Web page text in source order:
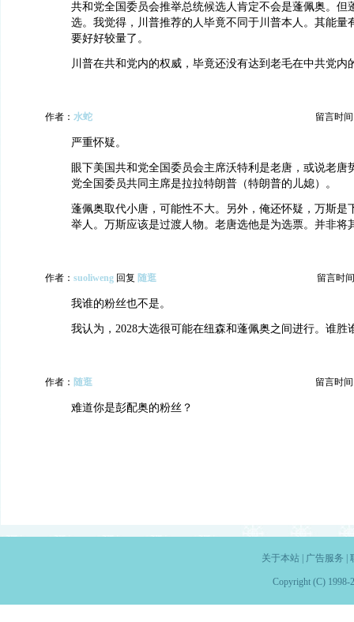
共和党全国委员会推举总统候选人肯定不会是蓬佩奥。但
选。我觉得，川普推荐的人毕竟不同于川普本人。其能量
要好好较量了。
川普在共和党内的权威，毕竟还没有达到老毛在中共党内
作者： 水蛇 留言时间
严重怀疑。
眼下美国共和党全国委员会主席沃特利是老唐，或说老唐
党全国委员共同主席是拉拉特朗普（特朗普的儿媳）。
蓬佩奥取代小唐，可能性不大。另外，俺还怀疑，万斯是
举人。万斯应该是过渡人物。老唐选他是为选票。并非将
作者： suoliweng 回复 随逛 留言时
我谁的粉丝也不是。
我认为，2028大选很可能在纽森和蓬佩奥之间进行。谁胜
作者： 随逛 留言时间
难道你是彭配奥的粉丝？
关于本站| 广告服务
Copyright (C) 1998-